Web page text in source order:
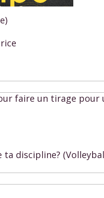
faire un tirage pour
discipline?